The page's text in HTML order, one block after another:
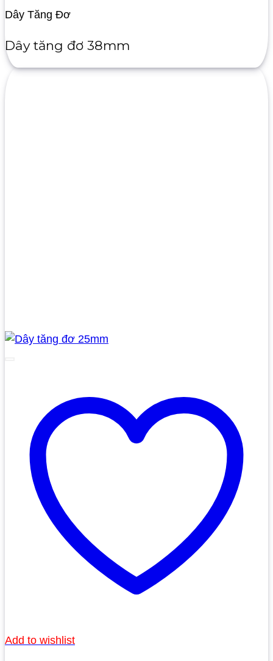
Dây Tăng Đơ
Dây tăng đơ 38mm
Add to wishlist